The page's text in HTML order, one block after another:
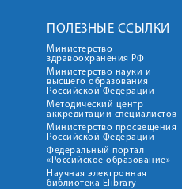
ПОЛЕЗНЫЕ ССЫЛКИ
Министерство
здравоохранения РФ
Министерство науки и
высшего образования
Российской Федерации
Методический центр
аккредитации специалистов
Министерство просвещения
Российской Федерации
Федеральный портал
«Российское образование»
Научная электронная
библиотека Elibrary